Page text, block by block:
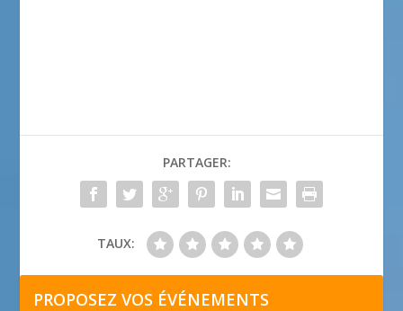
PARTAGER:
TAUX:
PROPOSEZ VOS ÉVÉNEMENTS